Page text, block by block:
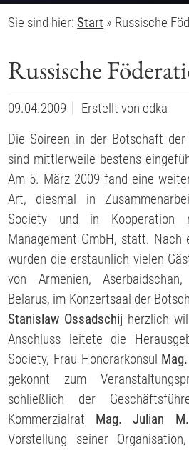
Sie sind hier:Start » Russische
Russische
09.04.2009 Erstellt von edka
Die Soireen in der Botschaft der
sind mittlerweile bestens
Am 5. März 2009 fand eine
Art, diesmal in
Society und in Kooperation
Management GmbH, statt. Nach
wurden die erstaunlich vielen
von Armenien,
Belarus, im Konzertsaal der
Stanislaw Ossadschij herzlich
Anschluss leitete die
Society, Frau Honorarkonsul
gekonnt zum
schließlich der
Kommerzialrat Mag. Julian
Vorstellung seiner